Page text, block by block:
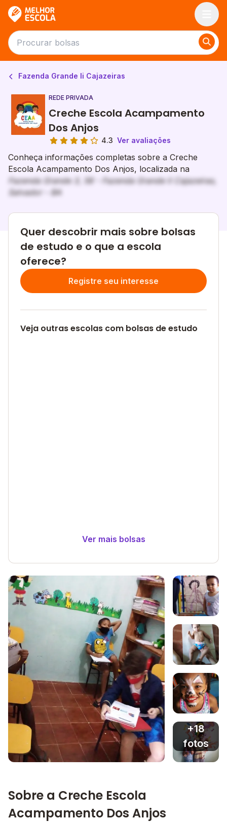
Fazenda Grande Ii Cajazeiras
REDE PRIVADA
Creche Escola Acampamento
Dos Anjos
4.3 Ver avaliações
Conheça informações completas sobre a Creche
Escola Acampamento Dos Anjos, localizada na
Fazenda Grande 3, 58 - Fazenda Grande Ii Cajazeiras,
Salvador - BA
Quer descobrir mais sobre bolsas
de estudo e o que a escola
oferece?
Registre seu interesse
Veja outras escolas com bolsas de estudo
Ver mais bolsas
Galeria de imagem
Imagem 1
Imagem 2
Imagem 3
+18
fotos
Sobre a Creche Escola
Acampamento Dos Anjos